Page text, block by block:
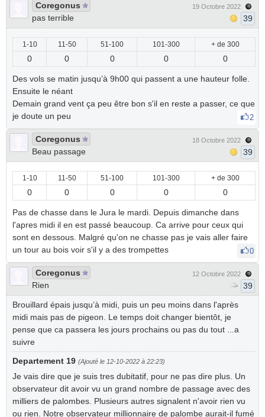
Coregonus
pas terrible
19 Octobre 2022
39
1-10 11-50 51-100 101-300 + de 300
0 0 0 0 0
Des vols se matin jusqu’à 9h00 qui passent a une hauteur folle.
Ensuite le néant
Demain grand vent ça peu être bon s'il en reste a passer, ce que
je doute un peu
2
Coregonus
Beau passage
18 Octobre 2022
39
1-10 11-50 51-100 101-300 + de 300
0 0 0 0 0
Pas de chasse dans le Jura le mardi. Depuis dimanche dans
l'apres midi il en est passé beaucoup. Ca arrive pour ceux qui
sont en dessous. Malgré qu'on ne chasse pas je vais aller faire
un tour au bois voir s'il y a des trompettes
0
Coregonus
Rien
12 Octobre 2022
39
Brouillard épais jusqu’à midi, puis un peu moins dans l'après
midi mais pas de pigeon. Le temps doit changer bientôt, je
pense que ca passera les jours prochains ou pas du tout ...a
suivre
Departement 19 (Ajouté le 12-10-2022 à 22:23)
Je vais dire que je suis tres dubitatif, pour ne pas dire plus. Un
observateur dit avoir vu un grand nombre de passage avec des
milliers de palombes. Plusieurs autres signalent n'avoir rien vu
ou rien. Notre observateur millionnaire de palombe aurait-il fumé